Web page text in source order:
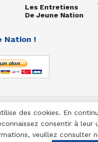
Les Entretiens
De Jeune Nation
Nation !
Nation
des cookies. En
consentir à leur
veuillez consulter